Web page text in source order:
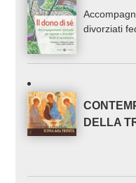
divorziati
DELLA